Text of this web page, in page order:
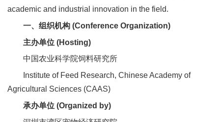
交
党
academic and industrial innovation in the field.
一、组织机构 (Conference Organization)
主办单位 (Hosting)
中国农业科学院饲料研究所
Institute of Feed Research, Chinese Academy of
Agricultural Sciences (CAAS)
承办单位 (Organized by)